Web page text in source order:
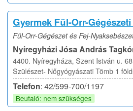
Gyermek Fül-Orr-
Fül-Orr-Gégészet és Fej-
Nyíregyházi Jósa András
4400. Nyíregyháza, Szent István u. 68
Szülészet- Nőgyógyászati Tömb 1
Telefon: 42/599-700/1197
Beutaló: nem szükséges